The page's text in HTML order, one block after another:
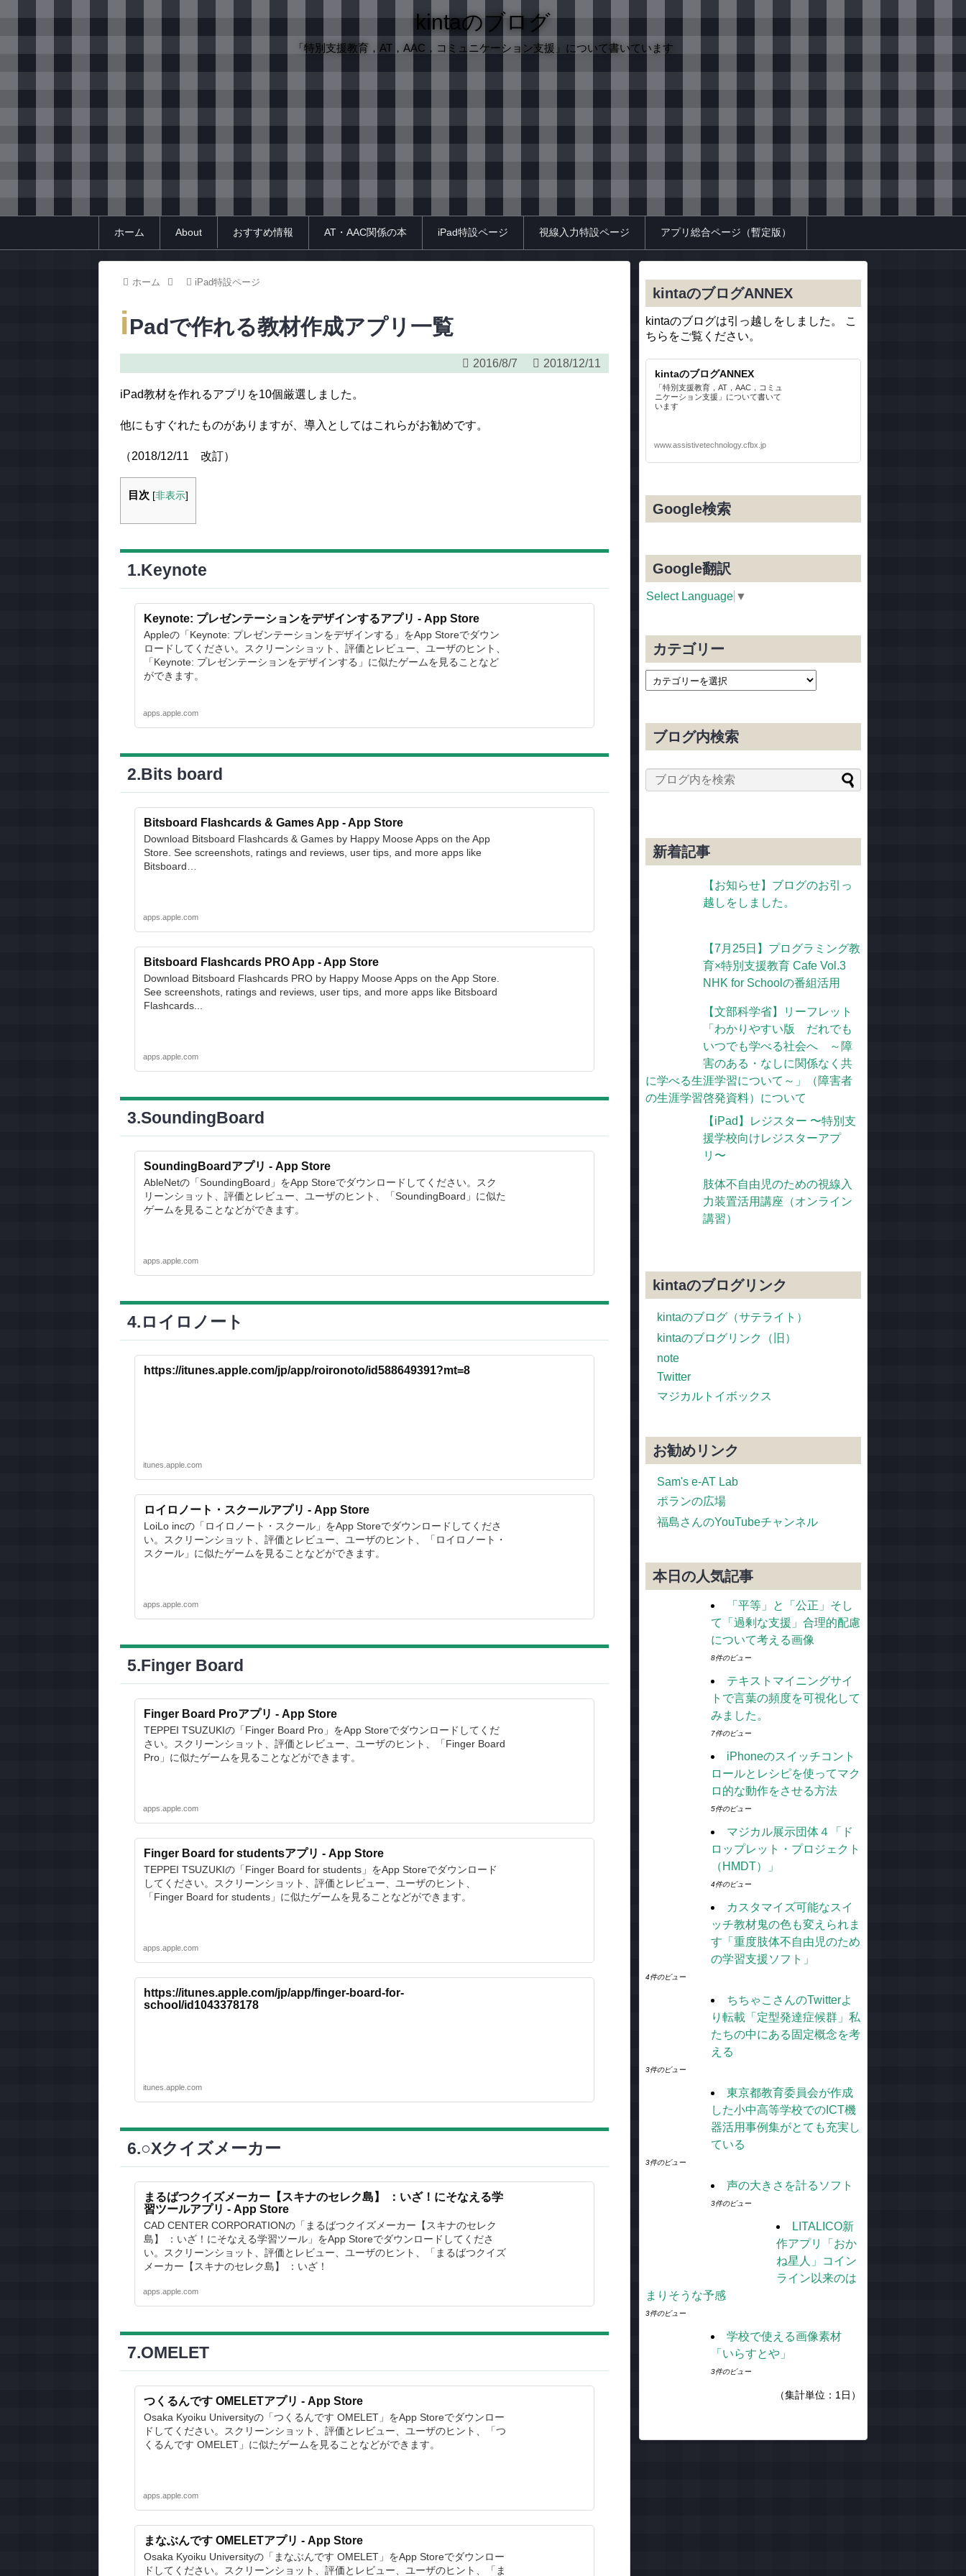
kintaのブログ
「特別支援教育，AT，AAC，コミュニケーション支援」について書いています
ホーム About おすすめ情報 AT・AAC関係の本 iPad特設ページ 視線入力特設ページ アプリ総合ページ（暫定版）
ホーム iPad特設ページ
iPadで作れる教材作成アプリ一覧
2016/8/7 2018/12/11
iPad教材を作れるアプリを10個厳選しました。
他にもすぐれたものがありますが、導入としてはこれらがお勧めです。
（2018/12/11 改訂）
目次 [非表示]
1.Keynote
Keynote: プレゼンテーションをデザインするアプリ - App Store
Appleの「Keynote: プレゼンテーションをデザインする」をApp Storeでダウン
ロードしてください。スクリーンショット、評価とレビュー、ユーザのヒント、
「Keynote: プレゼンテーションをデザインする」に似たゲームを見ることなど
ができます。
apps.apple.com
2.Bits board
Bitsboard Flashcards & Games App - App Store
Download Bitsboard Flashcards & Games by Happy Moose Apps on the App
Store. See screenshots, ratings and reviews, user tips, and more apps like
Bitsboard…
apps.apple.com
Bitsboard Flashcards PRO App - App Store
Download Bitsboard Flashcards PRO by Happy Moose Apps on the App Store.
See screenshots, ratings and reviews, user tips, and more apps like Bitsboard
Flashcards...
apps.apple.com
3.SoundingBoard
SoundingBoardアプリ - App Store
AbleNetの「SoundingBoard」をApp Storeでダウンロードしてください。スク
リーンショット、評価とレビュー、ユーザのヒント、「SoundingBoard」に似た
ゲームを見ることなどができます。
apps.apple.com
4.ロイロノート
https://itunes.apple.com/jp/app/roironoto/id588649391?mt=8
itunes.apple.com
ロイロノート・スクールアプリ - App Store
LoiLo incの「ロイロノート・スクール」をApp Storeでダウンロードしてくださ
い。スクリーンショット、評価とレビュー、ユーザのヒント、「ロイロノート・
スクール」に似たゲームを見ることなどができます。
apps.apple.com
5.Finger Board
Finger Board Proアプリ - App Store
TEPPEI TSUZUKIの「Finger Board Pro」をApp Storeでダウンロードしてくだ
さい。スクリーンショット、評価とレビュー、ユーザのヒント、「Finger Board
Pro」に似たゲームを見ることなどができます。
apps.apple.com
Finger Board for studentsアプリ - App Store
TEPPEI TSUZUKIの「Finger Board for students」をApp Storeでダウンロード
してください。スクリーンショット、評価とレビュー、ユーザのヒント、
「Finger Board for students」に似たゲームを見ることなどができます。
apps.apple.com
https://itunes.apple.com/jp/app/finger-board-for-
school/id1043378178
itunes.apple.com
6.○Xクイズメーカー
まるばつクイズメーカー【スキナのセレク島】 ：いざ！にそなえる学
習ツールアプリ - App Store
CAD CENTER CORPORATIONの「まるばつクイズメーカー【スキナのセレク
島】 ：いざ！にそなえる学習ツール」をApp Storeでダウンロードしてくださ
い。スクリーンショット、評価とレビュー、ユーザのヒント、「まるばつクイズ
メーカー【スキナのセレク島】 ：いざ！
apps.apple.com
7.OMELET
つくるんです OMELETアプリ - App Store
Osaka Kyoiku Universityの「つくるんです OMELET」をApp Storeでダウンロー
ドしてください。スクリーンショット、評価とレビュー、ユーザのヒント、「つ
くるんです OMELET」に似たゲームを見ることなどができます。
apps.apple.com
まなぶんです OMELETアプリ - App Store
Osaka Kyoiku Universityの「まなぶんです OMELET」をApp Storeでダウンロー
ドしてください。スクリーンショット、評価とレビュー、ユーザのヒント、「ま
kintaのブログANNEX
kintaのブログは引っ越しをしました。 こ
ちらをご覧ください。
kintaのブログANNEX
「特別支援教育，AT，AAC，コミュ
ニケーション支援」について書いて
います
www.assistivetechnology.cfbx.jp
Google検索
Google翻訳
Select Language ▼
カテゴリー
ブログ内検索
新着記事
【お知らせ】ブログのお引っ
越しをしました。
【7月25日】プログラミング教
育×特別支援教育 Cafe Vol.3
NHK for Schoolの番組活用
【文部科学省】リーフレット
「わかりやすい版 だれでも
いつでも学べる社会へ ～障
害のある・なしに関係なく共
に学べる生涯学習について～」（障害者
の生涯学習啓発資料）について
【iPad】レジスター 〜特別支
援学校向けレジスターアプ
リ〜
肢体不自由児のための視線入
力装置活用講座（オンライン
講習）
kintaのブログリンク
kintaのブログ（サテライト）
kintaのブログリンク（旧）
note
Twitter
マジカルトイボックス
お勧めリンク
Sam's e-AT Lab
ポランの広場
福島さんのYouTubeチャンネル
本日の人気記事
「平等」と「公正」そし
て「過剰な支援」合理的配慮
について考える画像
8件のビュー
テキストマイニングサイ
トで言葉の頻度を可視化して
みました。
7件のビュー
iPhoneのスイッチコント
ロールとレシピを使ってマク
ロ的な動作をさせる方法
5件のビュー
マジカル展示団体４「ド
ロップレット・プロジェクト
（HMDT）」
4件のビュー
カスタマイズ可能なスイ
ッチ教材鬼の色も変えられま
す「重度肢体不自由児のため
の学習支援ソフト」
4件のビュー
ちちゃこさんのTwitterよ
り転載「定型発達症候群」私
たちの中にある固定概念を考
える
3件のビュー
東京都教育委員会が作成
した小中高等学校でのICT機
器活用事例集がとても充実し
ている
3件のビュー
声の大きさを計るソフト
3件のビュー
LITALICO新
作アプリ「おか
ね星人」コイン
ライン以来のは
まりそうな予感
3件のビュー
学校で使える画像素材
「いらすとや」
3件のビュー
（集計単位：1日）